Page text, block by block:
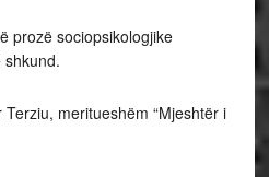
prozë sociopsikologjike
meritueshëm “Mjeshtër i